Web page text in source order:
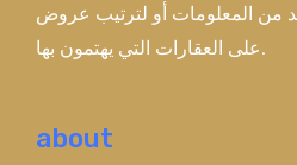
من المعلومات أو لترتيب عروض
على العقارات التي يهتمون بها.
about